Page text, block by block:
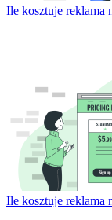
Ile kosztuje reklama
Ile kosztuje reklama